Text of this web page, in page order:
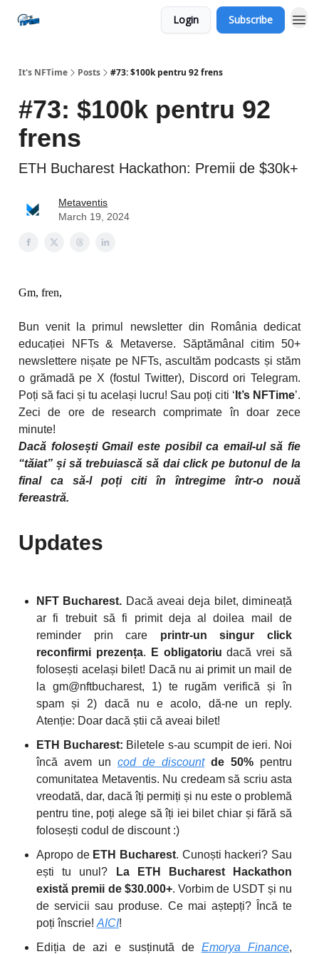
Login Subscribe
It's NFTime Posts #73: $100k pentru 92 frens
#73: $100k pentru 92
frens
ETH Bucharest Hackathon: Premii de $30k+
Metaventis
March 19, 2024
Gm, fren,
Bun venit la primul newsletter din România dedicat
educației NFTs & Metaverse. Săptămânal citim 50+
newslettere nișate pe NFTs, ascultăm podcasts și stăm
o grămadă pe X (fostul Twitter), Discord ori Telegram.
Poți să faci și tu același lucru! Sau poți citi ‘ It’s NFTime’.
Zeci de ore de research comprimate în doar zece
minute!
Dacă folosești Gmail este posibil ca email-ul să fie
“tăiat” și să trebuiască să dai click pe butonul de la
final ca să-l poți citi în întregime într-o nouă
fereastră.
Updates
NFT Bucharest. Dacă aveai deja bilet, dimineață
ar fi trebuit să fi primit deja al doilea mail de
reminder prin care printr-un singur click
reconfirmi prezența. E obligatoriu dacă vrei să
folosești același bilet! Dacă nu ai primit un mail de
la gm@nftbucharest, 1) te rugăm verifică și în
spam și 2) dacă nu e acolo, dă-ne un reply.
Atenție: Doar dacă știi că aveai bilet!
ETH Bucharest: Biletele s-au scumpit de ieri. Noi
încă avem un cod de discountde 50% pentru
comunitatea Metaventis. Nu credeam să scriu asta
vreodată, dar, dacă îți permiți și nu este o problemă
pentru tine, poți alege să îți iei bilet chiar și fără să
folosești codul de discount :)
Apropo de ETH Bucharest. Cunoști hackeri? Sau
ești tu unul?
La ETH Bucharest Hackathon
există premii de $30.000+. Vorbim de USDT și nu
de servicii sau produse. Ce mai aștepți? Încă te
poți înscrie! AICI!
Ediția de azi e susținută de Emorya Finance,